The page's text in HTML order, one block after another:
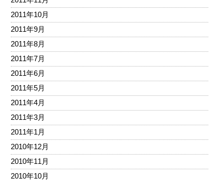
2011年10月
2011年9月
2011年8月
2011年7月
2011年6月
2011年5月
2011年4月
2011年3月
2011年1月
2010年12月
2010年11月
2010年10月